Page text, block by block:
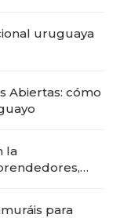
uruguaya
Abiertas: cómo
la
para